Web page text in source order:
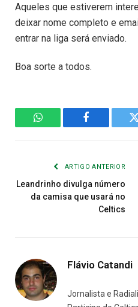
Aqueles que estiverem
deixar nome completo e
entrar na liga será enviado.
Boa sorte a todos.
WhatsAppFacebook
ARTIGO ANTERIOR
Leandrinho divulga número
da camisa que usará no
Celtics
Flávio Catandi
Jornalista e